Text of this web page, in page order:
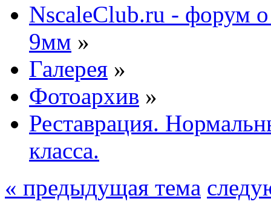
NscaleClub.ru - форум
9мм »
Галерея »
Фотоархив »
Реставрация.
класса.
« предыдущая тема